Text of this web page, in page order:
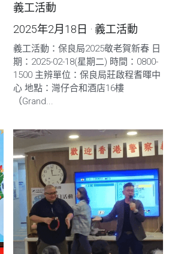
義工活動
2025年2月18日 · 義工活動
義工活動：保良局2025敬老賀新春 日
期：2025-02-18(星期二) 時間：0800-
1500 主辨單位：保良局莊啟程耆暉中
心 地點：灣仔合和酒店16樓
（Grand...